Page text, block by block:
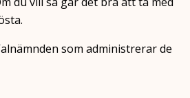
som administrerar de